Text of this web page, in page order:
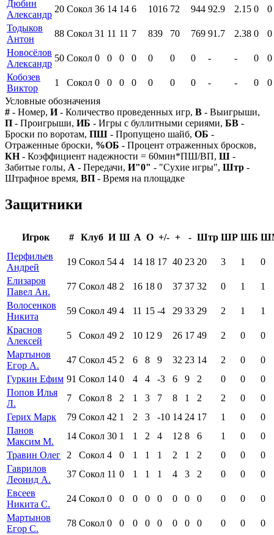
Дюбин
Александр
20 Сокол 36 14 14 6 1016 72 944 92.9 2.15 0
0
Тодыков
Антон
88 Сокол 31 11 11 7 839 70 769 91.7 2.38 0
0
Новосёлов
Александр
50 Сокол 0 0 0 0 0 0 0 - - 0
0
Кобозев
Виктор
1 Сокол 0 0 0 0 0 0 0 - - 0
0
Условные обозначения
# - Номер, И- Количество проведенных игр, В - Выигрыши,
П - Проигрыши, ИБ - Игры с буллитными сериями, БВ -
Броски по воротам, ПШ - Пропущено шайб, ОБ -
Отраженные броски, %ОБ - Процент отраженных бросков,
КН- Коэффициент надежности = 60мин*ПШ/ВП, Ш -
Забитые голы, А - Передачи, И"0" - "Сухие игры", Штр -
Штрафное время, ВП - Время на площадке
Защитники
Игрок # Клуб И Ш А О +/- + - Штр ШР ШБ
Перфильев
Андрей
19 Сокол 54 4 14 18 17 40 23 20 3 1
0
Елизаров
Павел Ан.
77 Сокол 48 2 16 18 0 37 37 32 0 1
1
Волосенков
Никита
59 Сокол 49 4 11 15 -4 29 33 29 2 1
1
Краснов
Алексей
5 Сокол 49 2 10 12 9 26 17 49 2 0
0
Мартынов
Егор А.
47 Сокол 45 2 6 8 9 32 23 14 2 0
0
Гуркин Ефим 91 Сокол 14 0 4 4 -3 6 9 2 0 0
0
Попов Илья
Л.
7 Сокол 8 2 1 3 7 8 1 2 2 0
0
Герих Марк
79 Сокол 42 1 2 3 -10 14 24 17 1 0
0
Панов
Максим М.
14 Сокол 30 1 1 2 4 12 8 6 1 0
0
Травин Олег 2 Сокол 4 0 1 1 1 2 1 2 0 0
0
Гаврилов
Леонид А.
37 Сокол 11 0 1 1 1 4 3 2 0 0
0
Евсеев
Никита С.
24 Сокол 0 0 0 0 0 0 0 0 0 0
0
Мартынов
Егор С.
78 Сокол 0 0 0 0 0 0 0 0 0 0
0